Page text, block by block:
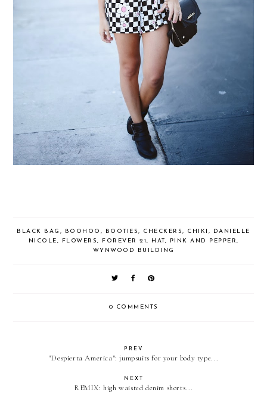
BLACK BAG , BOOHOO , BOOTIES, CHECKERS, CHIKI ,
DANIELLE
NICOLE, FLOWERS, FOREVER 21, HAT , PINK AND PEPPER,
WYNWOOD BUILDING
0 COMMENTS
PREV
"Despierta America": jumpsuits for your body type...
NEXT
REMIX: high waisted denim shorts...